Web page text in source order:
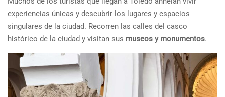
experiencias únicas y descubrir los lugares y espacios
singulares de la ciudad. Recorren las calles del casco
histórico de la ciudad y visitan sus museos y monumentos.